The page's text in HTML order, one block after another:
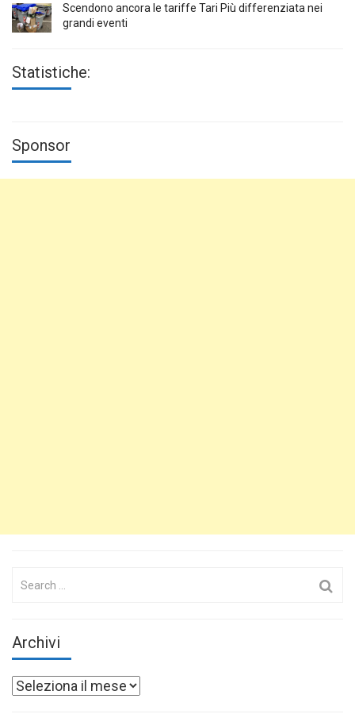
Scendono ancora le tariffe Tari Più differenziata nei
grandi eventi
Statistiche:
Sponsor
Archivi
Archivi